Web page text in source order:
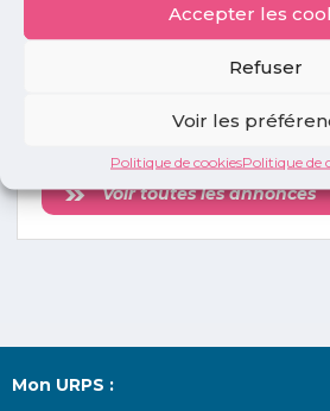
Accepter les
Refuser
Voir les
Politique de cookiesPolitique de
annonces
Voir toutes les annonces
Mon URPS :